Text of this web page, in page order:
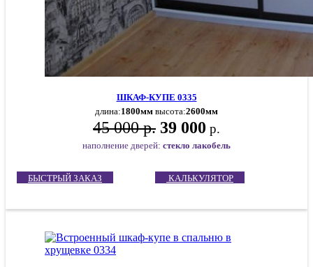
ШКАФ-КУПЕ 0335
длина:1800мм высота:2600мм
45 000 р. 39 000 р.
наполнение дверей: стекло лакобель
БЫСТРЫЙ ЗАКАЗ КАЛЬКУЛЯТОР